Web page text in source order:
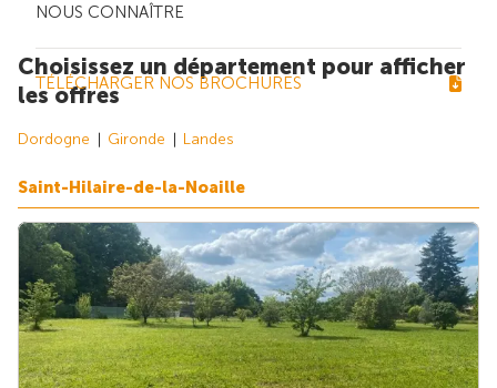
NOUS CONNAÎTRE
TÉLÉCHARGER NOS BROCHURES
Choisissez un département pour afficher
les offres
Dordogne Gironde Landes
Saint-Hilaire-de-la-Noaille